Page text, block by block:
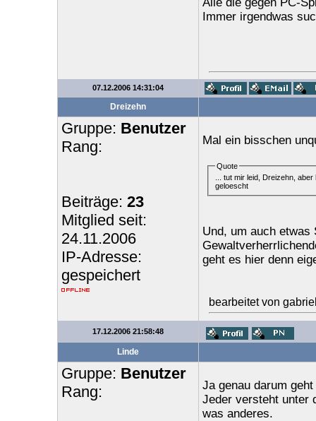
Immer irgendwas
07.12.2006 14:31:04
Dreizehn
Gruppe: Benutzer
Rang:
Beiträge: 23
Mitglied seit:
24.11.2006
IP-Adresse:
gespeichert
Mal ein bisschen
Quote
... tut mir leid, Dreizehn,
geloescht
Und, um auch
geht es hier denn
bearbeitet von
17.12.2006 21:58:48
Linde
Gruppe: Benutzer
Rang:
Ja genau darum
Jeder versteht unter
was anderes.